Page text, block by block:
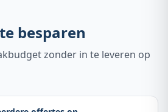
besparen
zonder in te leveren op